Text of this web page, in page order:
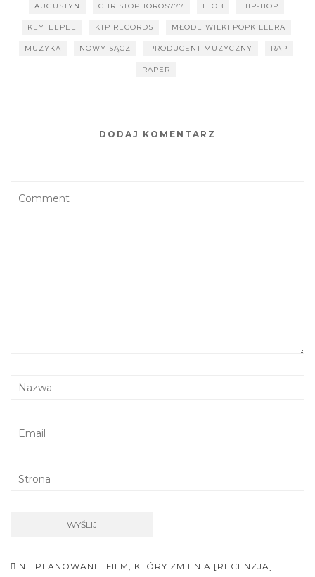
AUGUSTYN CHRISTOPHOROS777 HIOB HIP-HOP
KEYTEEPEE KTP RECORDS MŁODE WILKI POPKILLERA
MUZYKA NOWY SĄCZ PRODUCENT MUZYCZNY RAP
RAPER
DODAJ KOMENTARZ
Nawigacja
NIEPLANOWANE. FILM, KTÓRY ZMIENIA [RECENZJA]